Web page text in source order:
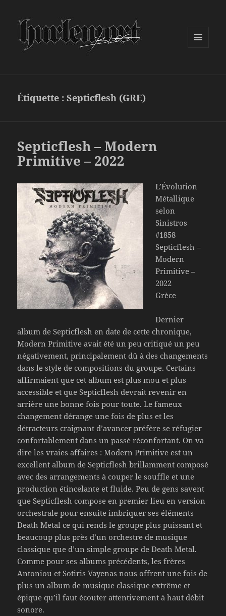
Étiquette :Septicflesh (GRE)
Septicflesh – Modern
Primitive – 2022
L’Évolution
Métallique
selon
Sinistros
#1858
Septicflesh –
Modern
Primitive –
2022
Grèce
Dernier
album de Septicflesh en date de cette chronique,
Modern Primitive avait été un peu critiqué un peu
négativement, principalement dû à des changements
dans le style de compositions du groupe. Certains
affirmaient que cet album est plus mou et plus
accessible et que Septicflesh devrait revenir en
arrière une bonne fois pour toute. Le fameux
changement dérange une fois de plus et les
détracteurs craignant d’avancer préfère se réfugier
confortablement dans un passé réconfortant. On va
dire les vraies affaires : Modern Primitive est un
excellent album de Septicflesh brillamment composé
avec des arrangements à couper le souffle et une
production étincelante et fluide. Peu de gens savent
que Septicflesh compose en premier lieu en version
orchestrale pour ensuite imbriquer ses éléments
Death Metal ce qui rends le groupe plus puissant et
beaucoup plus près d’un orchestre de musique
classique que d’un simple groupe de Death Metal.
Comme pour ses albums précédents, les frères
Antoniou et Sotiris Vayenas nous offrent une fois de
plus un album de musique classique extrême et
épique qu’il faut écouter attentivement à haut débit
sonore.